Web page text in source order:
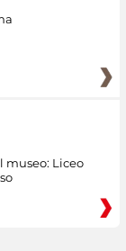
museo: Liceo